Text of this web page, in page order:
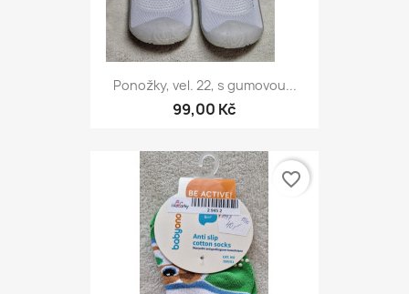
Ponožky, vel. 22, s gumovou...
99,00 Kč
favorite_border